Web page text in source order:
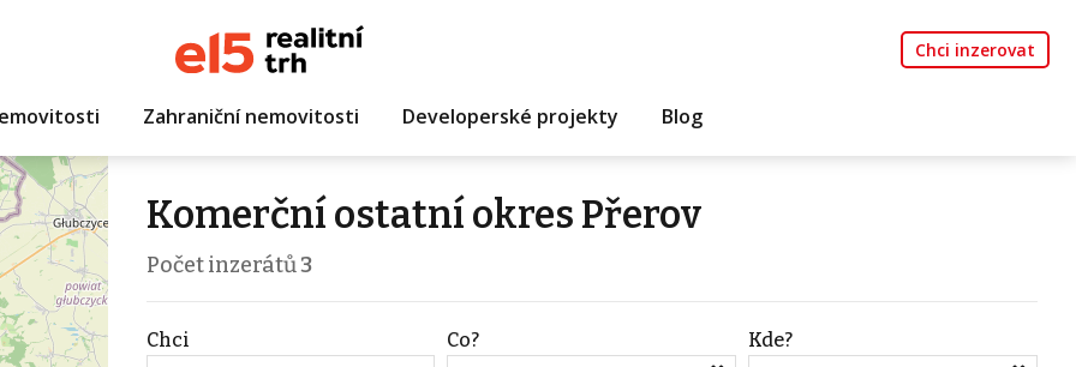
Chci inzerovat
Zahraniční nemovitosti Developerské projekty Blog
Komerční ostatní okres Přerov
Počet inzerátů3
Chci Co? Kde?